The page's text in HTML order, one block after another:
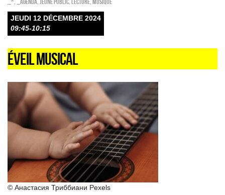
JEUDI 12 DÉCEMBRE 2024
09:45-10:15
ÉVEIL MUSICAL
© Анастасия Триббиани Pexels